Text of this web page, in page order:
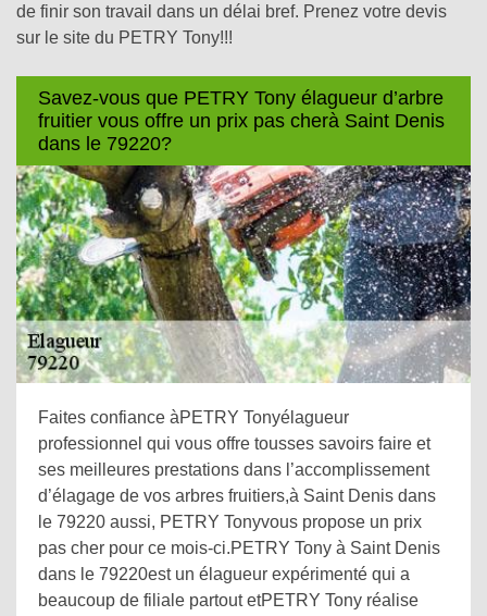
de finir son travail dans un délai bref. Prenez votre devis
sur le site du PETRY Tony!!!
Savez-vous que PETRY Tony élagueur d’arbre
fruitier vous offre un prix pas cherà Saint Denis
dans le 79220?
Faites confiance àPETRY Tonyélagueur
professionnel qui vous offre tousses savoirs faire et
ses meilleures prestations dans l’accomplissement
d’élagage de vos arbres fruitiers,à Saint Denis dans
le 79220 aussi, PETRY Tonyvous propose un prix
pas cher pour ce mois-ci.PETRY Tony à Saint Denis
dans le 79220est un élagueur expérimenté qui a
beaucoup de filiale partout etPETRY Tony réalise